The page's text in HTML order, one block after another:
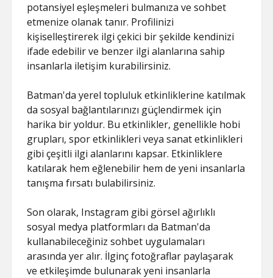
potansiyel eşleşmeleri bulmanıza ve sohbet
etmenize olanak tanır. Profilinizi
kişiselleştirerek ilgi çekici bir şekilde kendinizi
ifade edebilir ve benzer ilgi alanlarına sahip
insanlarla iletişim kurabilirsiniz.
Batman'da yerel topluluk etkinliklerine katılmak
da sosyal bağlantılarınızı güçlendirmek için
harika bir yoldur. Bu etkinlikler, genellikle hobi
grupları, spor etkinlikleri veya sanat etkinlikleri
gibi çeşitli ilgi alanlarını kapsar. Etkinliklere
katılarak hem eğlenebilir hem de yeni insanlarla
tanışma fırsatı bulabilirsiniz.
Son olarak, Instagram gibi görsel ağırlıklı
sosyal medya platformları da Batman'da
kullanabileceğiniz sohbet uygulamaları
arasında yer alır. İlginç fotoğraflar paylaşarak
ve etkileşimde bulunarak yeni insanlarla